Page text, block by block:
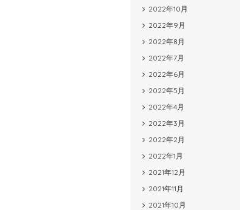
2022年10月
2022年9月
2022年8月
2022年7月
2022年6月
2022年5月
2022年4月
2022年3月
2022年2月
2022年1月
2021年12月
2021年11月
2021年10月